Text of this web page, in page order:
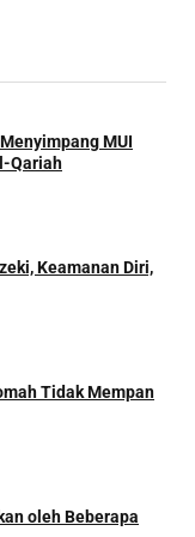
MUI
Qariah
Keamanan Diri,
Tidak Mempan
oleh Beberapa